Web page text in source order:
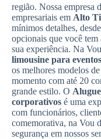
região. Nossa empresa
empresariais em Alto
mínimos detalhes,
opcionais que você tem
sua experiência. Na
limousine para eventos
os melhores modelos
momento com até 20
grande estilo. O
corporativos é uma
com funcionários,
comemorativa, na Vou
segurança em nossos